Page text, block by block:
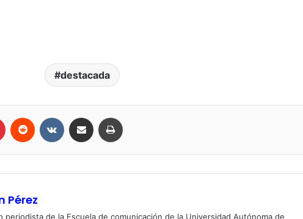
destacada
Pinterest Reddit VKontakteCompartir por correo electrónico
Pérez
periodista de la Escuela de comunicación de la Universidad Autónoma de